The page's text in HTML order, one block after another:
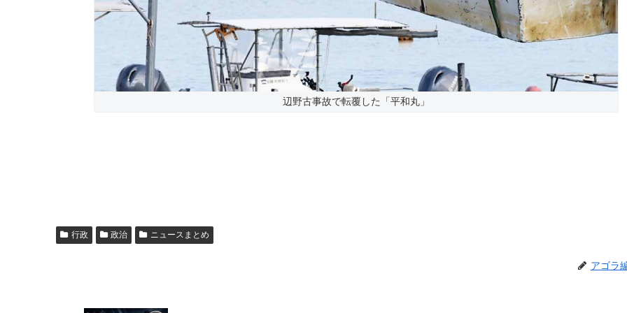
辺野古事故で転覆した「平和丸」
行政 政治 ニュースまとめ
アゴラ